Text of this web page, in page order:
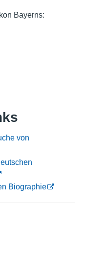
Bayerns:
von
Biographie